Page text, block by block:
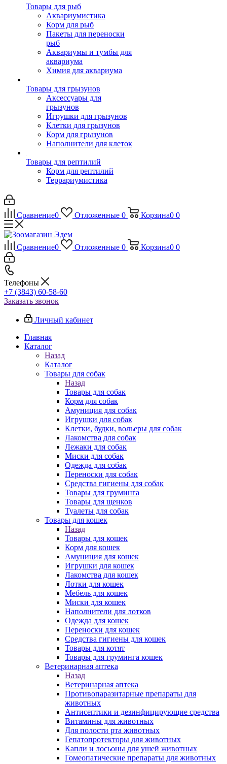
Товары для рыб
Аквариумистика
Корм для рыб
Пакеты для переноски
рыб
Аквариумы и тумбы для
аквариума
Химия для аквариума
Товары для грызунов
Аксессуары для
грызунов
Игрушки для грызунов
Клетки для грызунов
Корм для грызунов
Наполнители для клеток
Товары для рептилий
Корм для рептилий
Террариумистика
Сравнение0 Отложенные 0 Корзина0 0
Сравнение0 Отложенные 0 Корзина0 0
Телефоны
+7 (3843) 60-58-60
Заказать звонок
Личный кабинет
Главная
Каталог
Назад
Каталог
Товары для собак
Назад
Товары для собак
Корм для собак
Амуниция для собак
Игрушки для собак
Клетки, будки, вольеры для собак
Лакомства для собак
Лежаки для собак
Миски для собак
Одежда для собак
Переноски для собак
Средства гигиены для собак
Товары для груминга
Товары для щенков
Туалеты для собак
Товары для кошек
Назад
Товары для кошек
Корм для кошек
Амуниция для кошек
Игрушки для кошек
Лакомства для кошек
Лотки для кошек
Мебель для кошек
Миски для кошек
Наполнители для лотков
Одежда для кошек
Переноски для кошек
Средства гигиены для кошек
Товары для котят
Товары для груминга кошек
Ветеринарная аптека
Назад
Ветеринарная аптека
Противопаразитарные препараты для
животных
Антисептики и дезинфицирующие средства
Витамины для животных
Для полости рта животных
Гепатопротекторы для животных
Капли и лосьоны для ушей животных
Гомеопатические препараты для животных